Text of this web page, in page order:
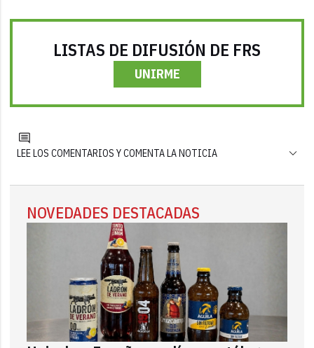
LISTAS DE DIFUSIÓN DE FRS
UNIRME
LEE LOS COMENTARIOS Y COMENTA LA NOTICIA
NOVEDADES DESTACADAS